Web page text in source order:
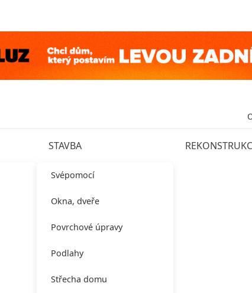
STAVBA
Svépomocí
Okna, dveře
Povrchové úpravy
Podlahy
Střecha domu